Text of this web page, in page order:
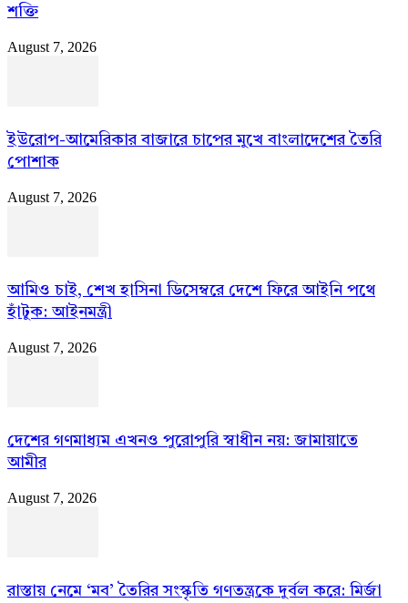
শক্তি
August 7, 2026
ইউরোপ-আমেরিকার বাজারে চাপের মুখে বাংলাদেশের তৈরি
পোশাক
August 7, 2026
আমিও চাই, শেখ হাসিনা ডিসেম্বরে দেশে ফিরে আইনি পথে
হাঁটুক: আইনমন্ত্রী
August 7, 2026
দেশের গণমাধ্যম এখনও পুরোপুরি স্বাধীন নয়: জামায়াতে
আমীর
August 7, 2026
রাস্তায় নেমে ‘মব’ তৈরির সংস্কৃতি গণতন্ত্রকে দুর্বল করে: মির্জা